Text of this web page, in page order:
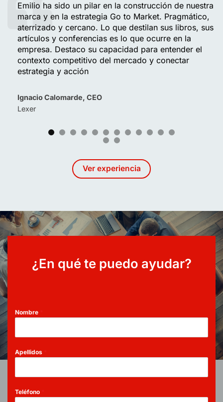
Emilio ha sido un pilar en la construcción de nuestra
marca y en la estrategia Go to Market. Pragmático,
aterrizado y cercano. Lo que destilan sus libros, sus
artículos y conferencias es lo que ocurre en la
empresa. Destaco su capacidad para entender el
contexto competitivo del mercado y conectar
estrategia y acción
Ignacio Calomarde, CEO
Lexer
Ver experiencia
¿En qué te puedo ayudar?
Nombre
Apellidos
Teléfono